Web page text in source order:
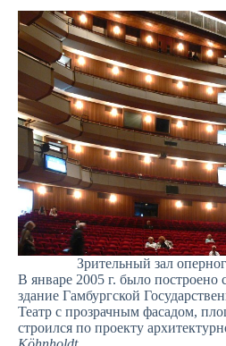
Зрительный зал
В январе 2005 г. было построено
здание Гамбургской
Театр с прозрачным фасадом,
строился по проекту